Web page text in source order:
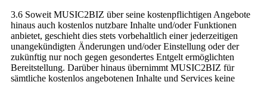
3.6 Soweit MUSIC2BIZ über seine kostenpflichtigen Angebote
hinaus auch kostenlos nutzbare Inhalte und/oder Funktionen
anbietet, geschieht dies stets vorbehaltlich einer jederzeitigen
unangekündigten Änderungen und/oder Einstellung oder der
zukünftig nur noch gegen gesondertes Entgelt ermöglichten
Bereitstellung. Darüber hinaus übernimmt MUSIC2BIZ für
sämtliche kostenlos angebotenen Inhalte und Services keine